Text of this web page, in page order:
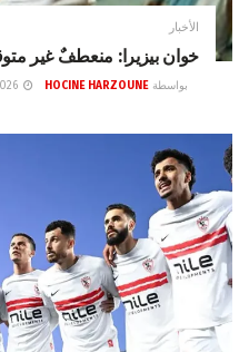
الأخبار
خوان بيزيرا: منعطفٌ غير
بواسطة HOCINE HARZOUNE